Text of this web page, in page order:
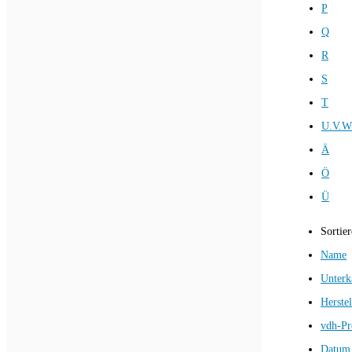
P
Q
R
S
T
Ä
Ö
Ü
Name
vdh-
Datum